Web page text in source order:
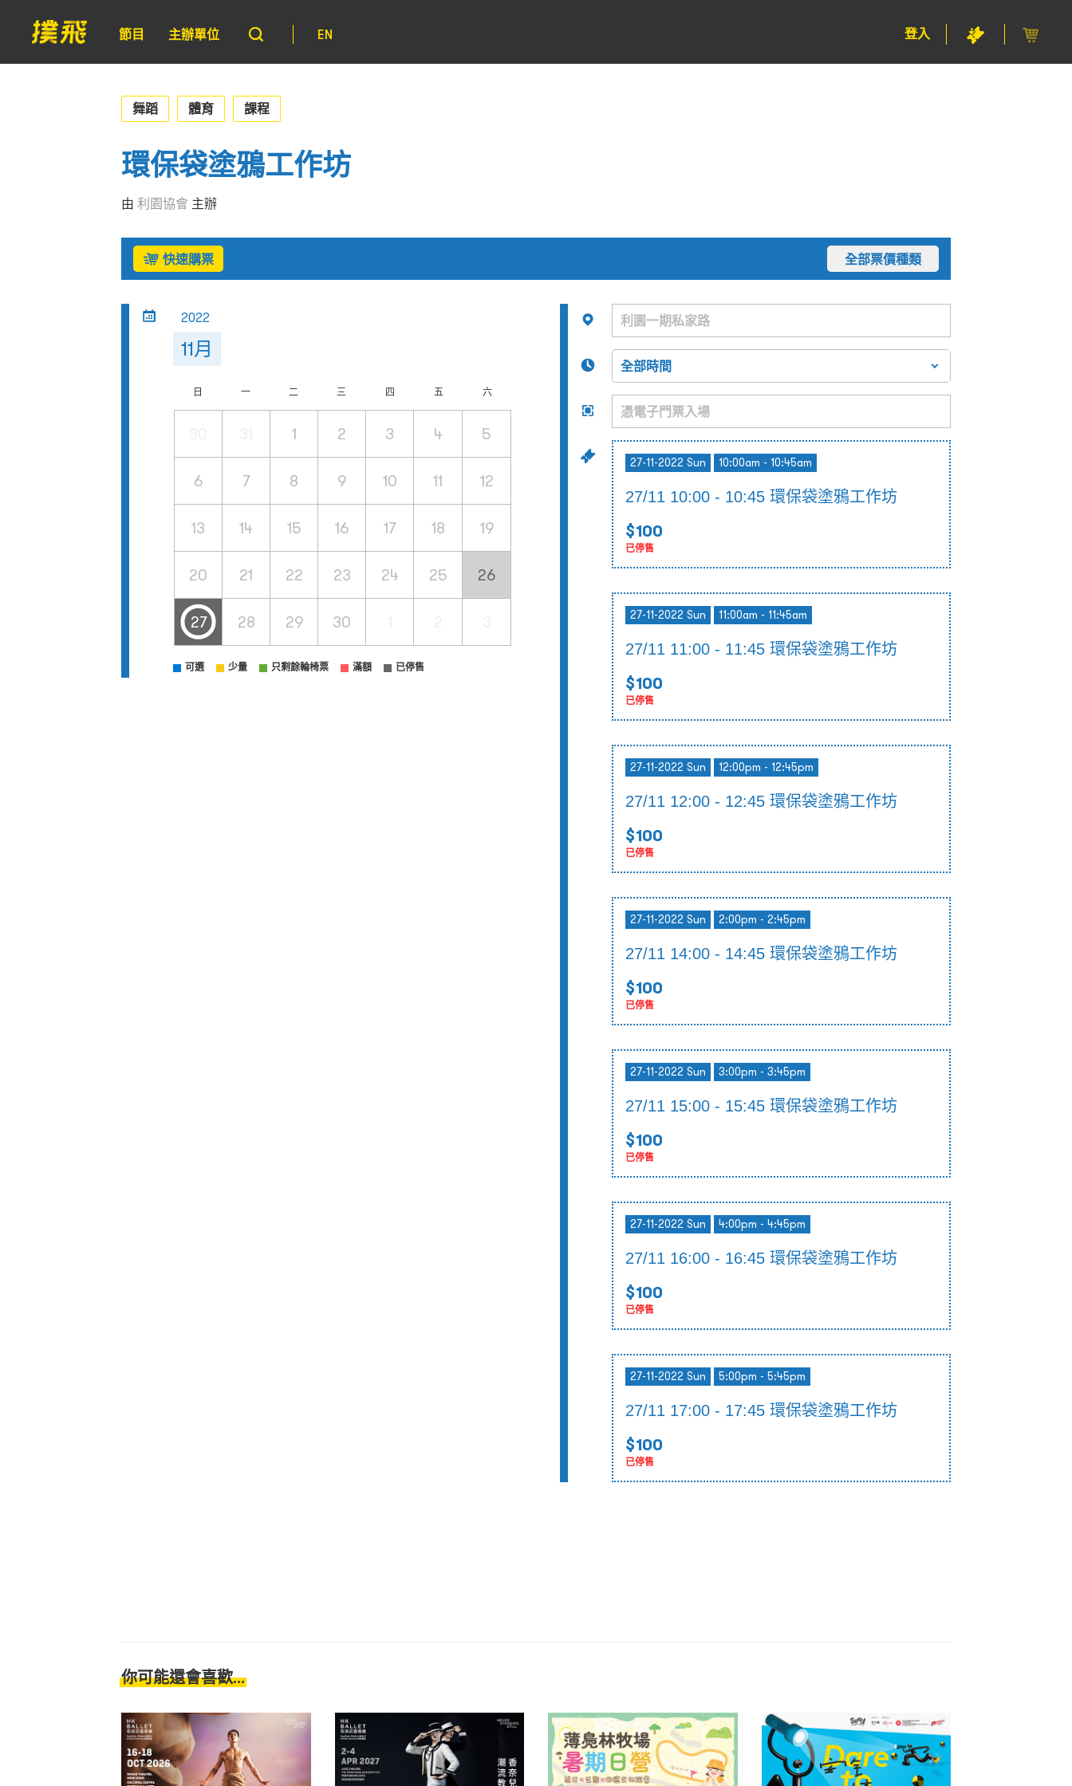
節目 主辦單位 EN 登入
舞蹈 體育 課程
環保袋塗鴉工作坊
由 利園協會 主辦
快速購票 全部票價種類
2022
11月
日 一 二 三 四 五 六
1 2 3 4 5
6 7 8 9 10 11 12
13 14 15 16 17 18 19
20 21 22 23 24 25 26
27 28 29 30
可選 少量 只剩餘輪椅票 滿額 已停售
27-11-2022 Sun 10:00am - 10:45am
27/11 10:00 - 10:45 環保袋塗鴉工作坊
$100
已停售
27-11-2022 Sun 11:00am - 11:45am
27/11 11:00 - 11:45 環保袋塗鴉工作坊
$100
已停售
27-11-2022 Sun 12:00pm - 12:45pm
27/11 12:00 - 12:45 環保袋塗鴉工作坊
$100
已停售
27-11-2022 Sun 2:00pm - 2:45pm
27/11 14:00 - 14:45 環保袋塗鴉工作坊
$100
已停售
27-11-2022 Sun 3:00pm - 3:45pm
27/11 15:00 - 15:45 環保袋塗鴉工作坊
$100
已停售
27-11-2022 Sun 4:00pm - 4:45pm
27/11 16:00 - 16:45 環保袋塗鴉工作坊
$100
已停售
27-11-2022 Sun 5:00pm - 5:45pm
27/11 17:00 - 17:45 環保袋塗鴉工作坊
$100
已停售
你可能還會喜歡...